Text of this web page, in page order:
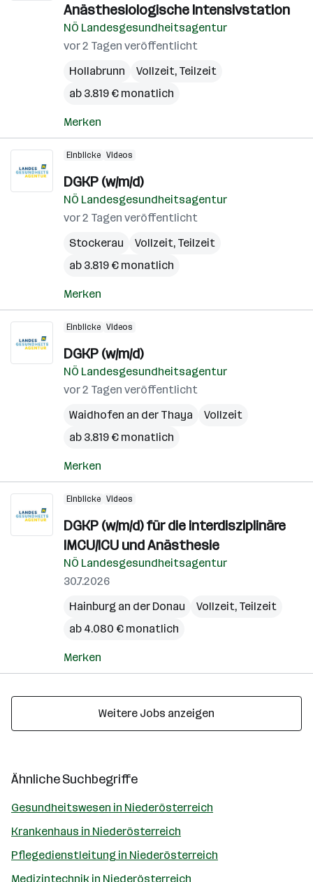
Anästhesiologische Intensivstation
NÖ Landesgesundheitsagentur
vor 2 Tagen veröffentlicht
Hollabrunn
Vollzeit, Teilzeit
ab 3.819 € monatlich
Merken
Einblicke Videos
DGKP (w/m/d)
NÖ Landesgesundheitsagentur
vor 2 Tagen veröffentlicht
Stockerau
Vollzeit, Teilzeit
ab 3.819 € monatlich
Merken
Einblicke Videos
DGKP (w/m/d)
NÖ Landesgesundheitsagentur
vor 2 Tagen veröffentlicht
Waidhofen an der Thaya
Vollzeit
ab 3.819 € monatlich
Merken
Einblicke Videos
DGKP (w/m/d) für die interdisziplinäre
IMCU/ICU und Anästhesie
NÖ Landesgesundheitsagentur
30.7.2026
Hainburg an der Donau
Vollzeit, Teilzeit
ab 4.080 € monatlich
Merken
Weitere Jobs anzeigen
Ähnliche Suchbegriffe
Gesundheitswesen in Niederösterreich
Krankenhaus in Niederösterreich
Pflegedienstleitung in Niederösterreich
Medizintechnik in Niederösterreich